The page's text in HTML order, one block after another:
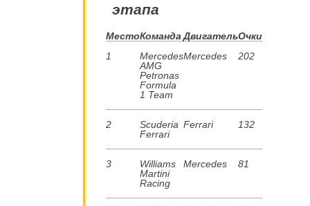
этапа
МестоКоманда ДвигательОчки
1
Mercedes
AMG
Petronas
Formula
1 Team
Mercedes 202
2
Scuderia
Ferrari
Ferrari 132
3
Williams
Martini
Racing
Mercedes 81